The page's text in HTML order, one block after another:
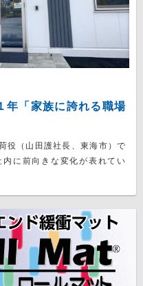
「家族に誇れる職場
役（山田護社長、東海市）で
に前向きな変化が表れてい